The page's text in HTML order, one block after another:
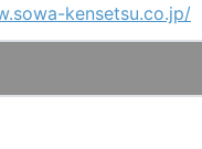
kensetsu.co.jp/